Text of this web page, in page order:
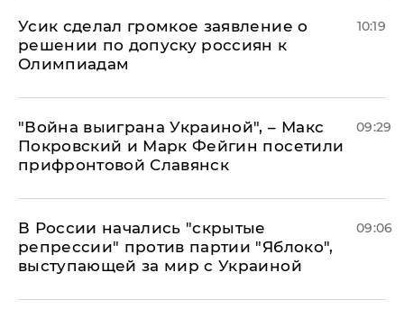
Усик сделал громкое заявление о
решении по допуску россиян к
Олимпиадам
10:19
"Война выиграна Украиной", – Макс
Покровский и Марк Фейгин посетили
прифронтовой Славянск
09:29
В России начались "скрытые
репрессии" против партии "Яблоко",
выступающей за мир с Украиной
09:06